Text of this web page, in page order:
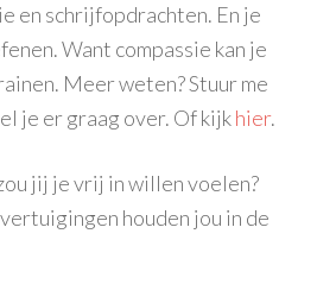
en schrijfopdrachten. En je
Want compassie kan je
Meer weten? Stuur me
je er graag over. Of kijkhier.
jij je vrij in willen voelen?
houden jou in de